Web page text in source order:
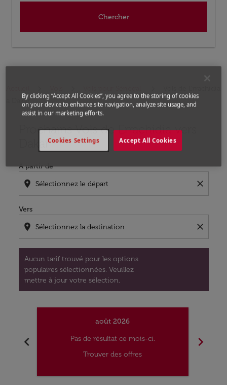
Chercher
a Dakar
Prochains Vols de Errachidia vers
Dakar
À partir de
location_on close
Vers
location_on close
Aucun tarif trouvé pour les options
populaires sélectionnées. Veuillez
mettre à jour votre sélection.
Aucun tarif trouvé pour les options populaires
chevron_left
août 2026
Pas de résultat ce mois-ci.
Trouver des offres
chevron_right
By clicking “Accept All Cookies”, you agree to the storing of cookies
on your device to enhance site navigation, analyze site usage, and
assist in our marketing efforts.
Accept All Cookies
Cookies Settings